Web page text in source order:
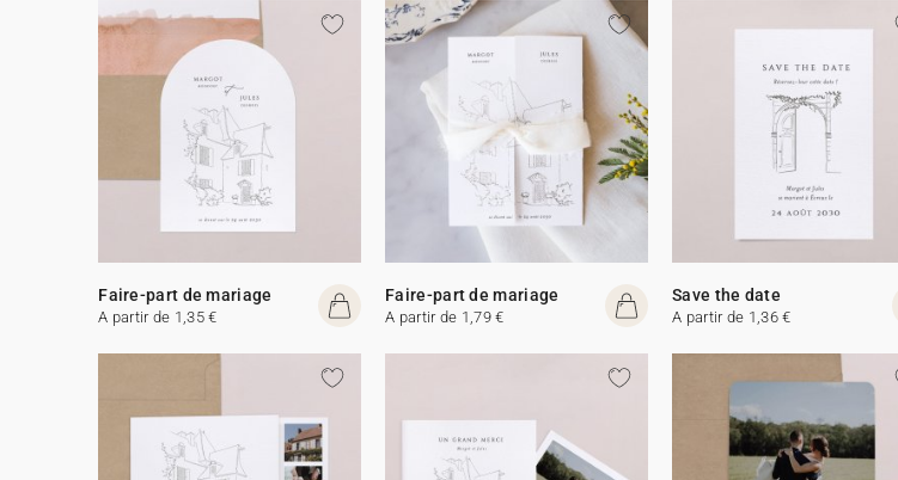
Faire-part de mariage
A partir de 1,35 €
Faire-part de mariage
A partir de 1,79 €
Save the date
A partir de 1,36 €